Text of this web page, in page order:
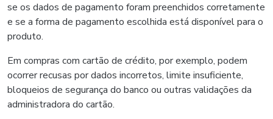
se os dados de pagamento foram preenchidos corretamente
e se a forma de pagamento escolhida está disponível para o
produto.
Em compras com cartão de crédito, por exemplo, podem
ocorrer recusas por dados incorretos, limite insuficiente,
bloqueios de segurança do banco ou outras validações da
administradora do cartão.